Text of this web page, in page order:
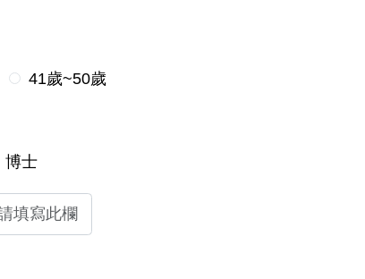
41歲~50歲
博士